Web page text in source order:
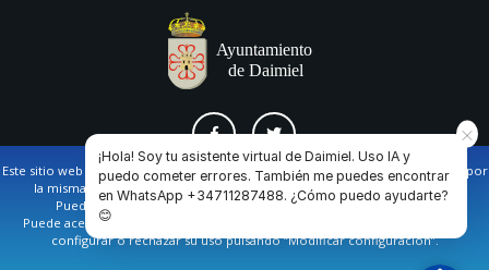
AVISO LEGAL Y POLÍTICA DE PRIVACIDAD COOKIES CONTACTO
Ayuntamiento de Daimiel. Casa Consistorial: Plaza de
Este sitio web utiliza cookies propias y de terceros para facilitar la navegación por
la misma y obtener datos estadísticos de la navegación de los usuarios.
Puede obtener más información en nuestrapolítica de cookies
Puede aceptar todas las cookies pulsando en el botón de “Aceptar”, o bien
configurar o rechazar su uso pulsando “Modificar configuración”.
¡Hola! Soy tu asistente virtual de Daimiel. Uso IA y
puedo cometer errores. También me puedes encontrar
en WhatsApp +34711287488. ¿Cómo puedo ayudarte?
😊